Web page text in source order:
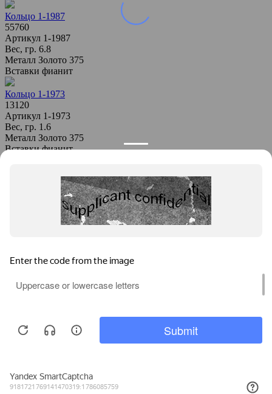
Кольцо 1-1987
55760
Артикул 1-1987
Вес, гр. 6.8
Металл Золото 375
Вставки фианит
Кольцо 1-1973
13120
Артикул 1-1973
Вес, гр. 1.6
Металл Золото 375
Вставки фианит
1-1965
Золото 375
Политика конфиденциальности
Информация
Каталог
Браслеты Кольца Подвески
Заказать обратный звонок
Используем cookies для корректной работы сайта,
данных